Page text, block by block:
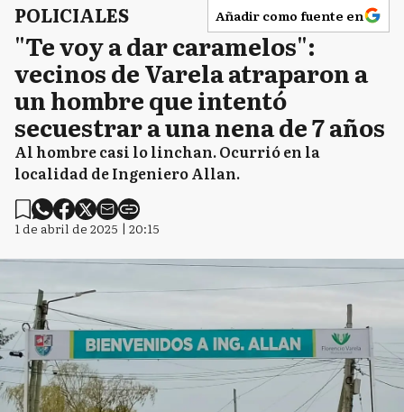
POLICIALES Añadir como fuente en
"Te voy a dar caramelos":
vecinos de Varela atraparon a
un hombre que intentó
secuestrar a una nena de 7 años
Al hombre casi lo linchan. Ocurrió en la
localidad de Ingeniero Allan.
1 de abril de 2025 | 20:15